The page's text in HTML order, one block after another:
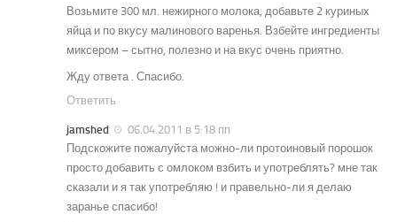
Возьмите 300 мл. нежирного молока, добавьте 2 куриных
яйца и по вкусу малинового варенья. Взбейте ингредиенты
миксером – сытно, полезно и на вкус очень приятно.
Жду ответа . Спасибо.
Ответить
jamshed
06.04.2011 в 5:18 пп
Подскожите пожалуйста можно-ли протоиновый порошок
просто добавить с омлоком взбить и употреблять? мне так
сказали и я так употребляю ! и правельно-ли я делаю
заранье спасибо!